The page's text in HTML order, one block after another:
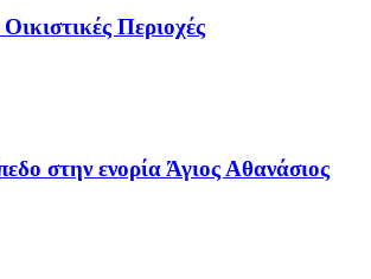
Περιοχές
στην ενορία Άγιος Αθανάσιος